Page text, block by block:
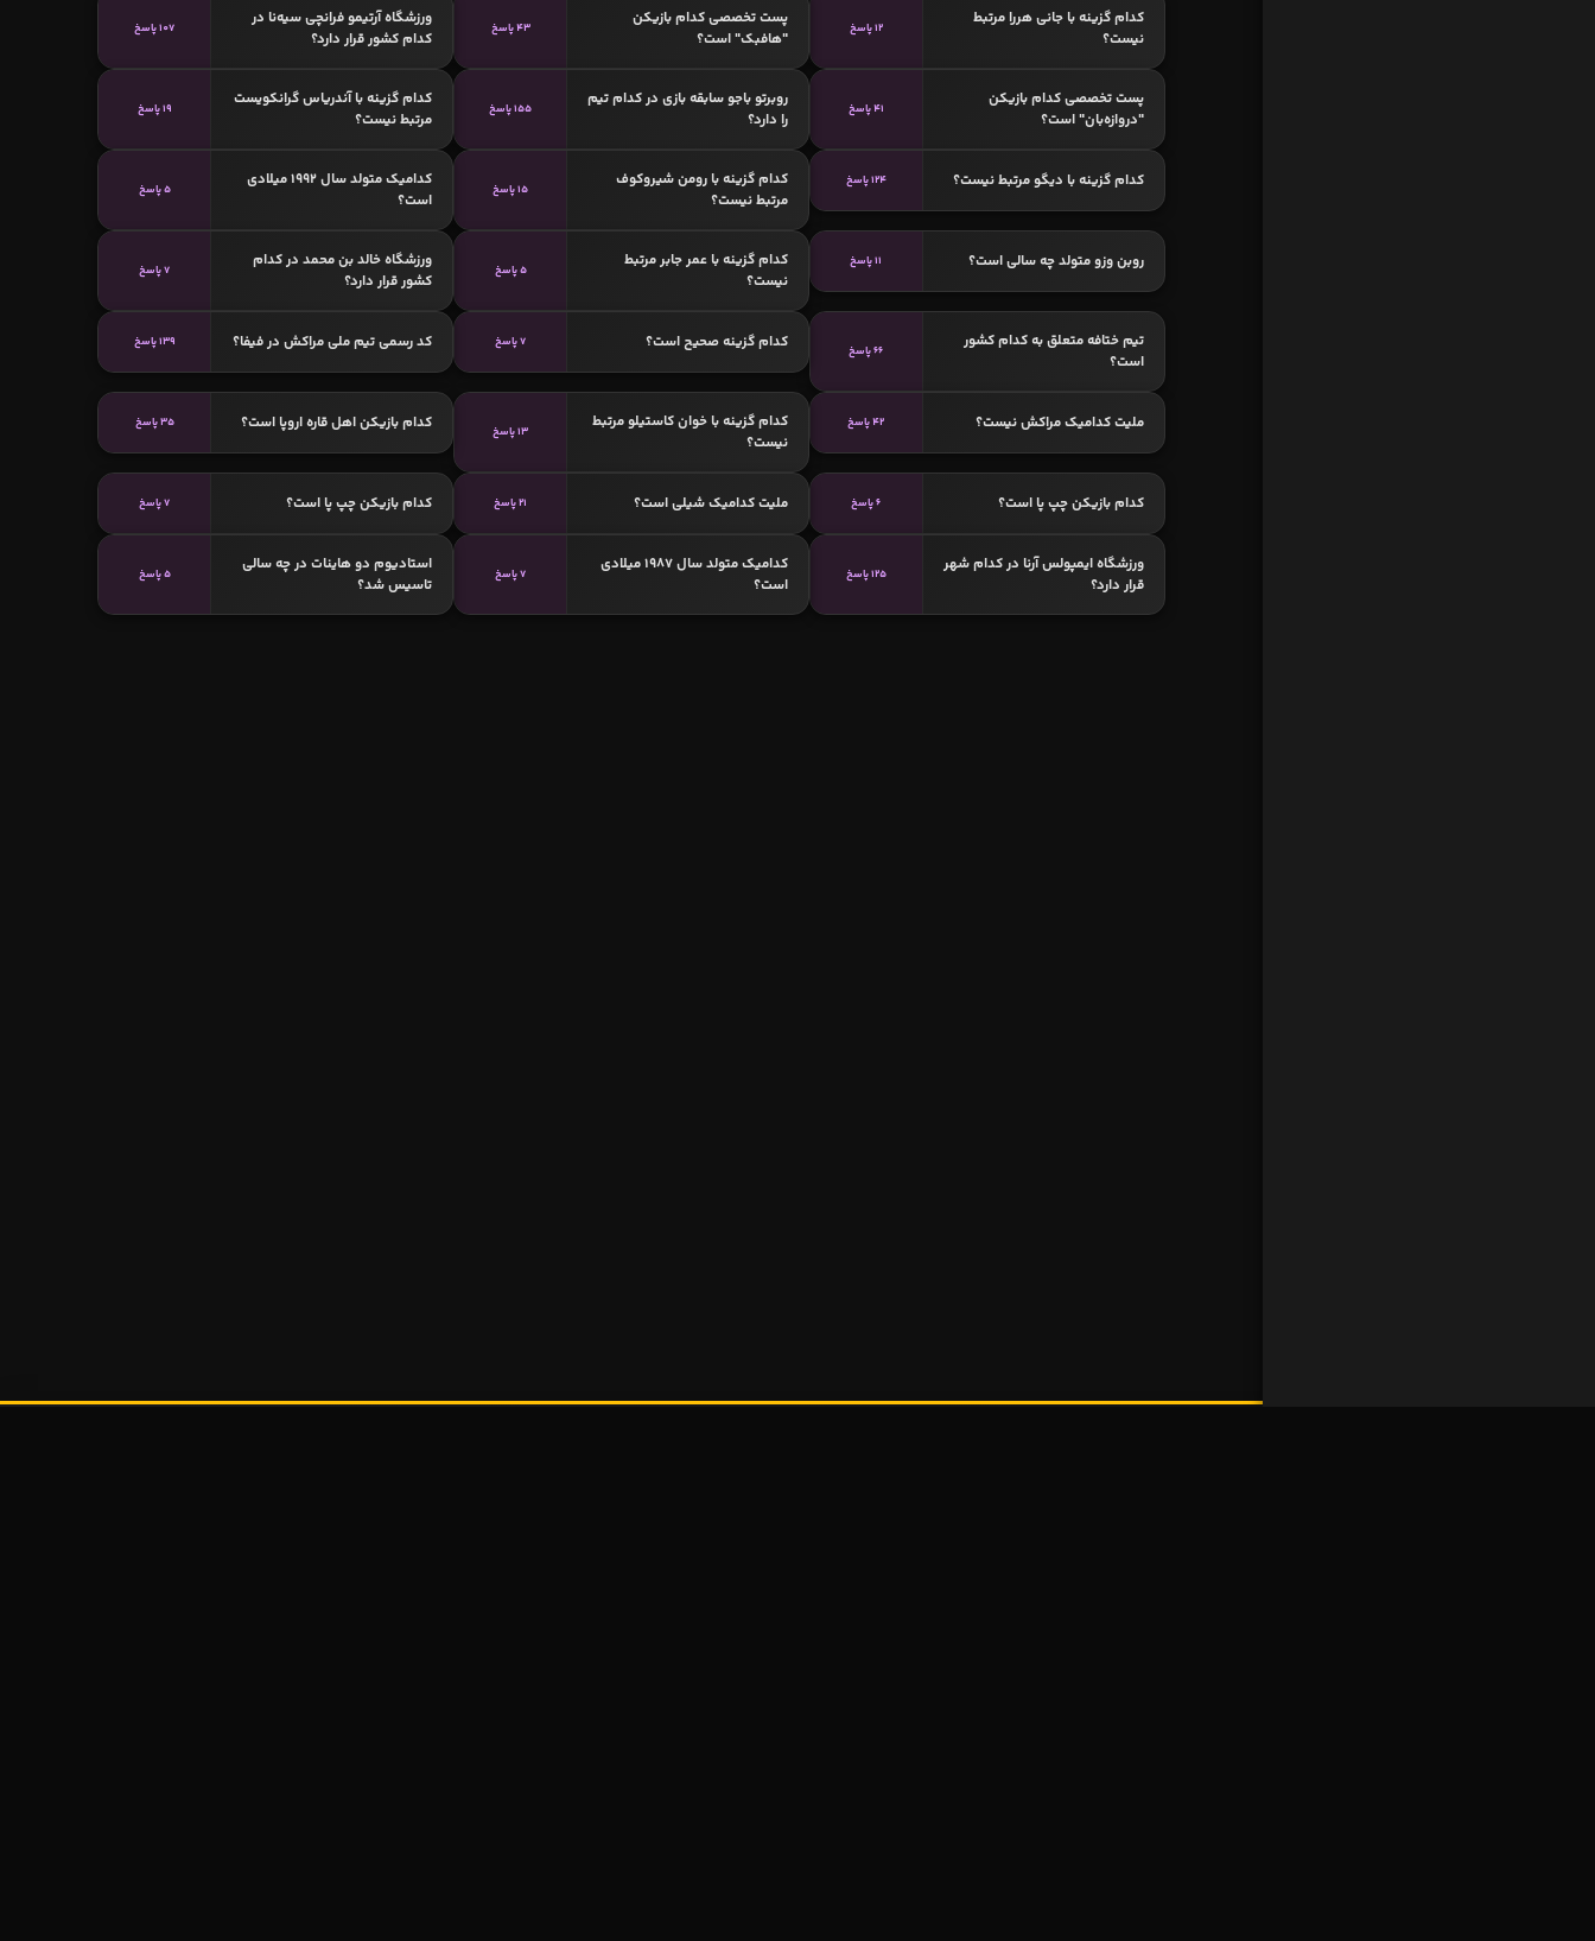
کدام گزینه با جانی هررا مرتبط
نیست؟
12 پاسخ
پست تخصصی کدام بازیکن
"هافبک" است؟
43 پاسخ
ورزشگاه آرتیمو فرانچی سیه‌نا در
کدام کشور قرار دارد؟
107 پاسخ
پست تخصصی کدام بازیکن
"دروازه‌بان" است؟
41 پاسخ
روبرتو باجو سابقه بازی در کدام تیم
را دارد؟
155 پاسخ
کدام گزینه با آندریاس گرانکویست
مرتبط نیست؟
19 پاسخ
کدام گزینه با دیگو مرتبط نیست؟ 124 پاسخ
کدام گزینه با رومن شیروکوف
مرتبط نیست؟
15 پاسخ
کدامیک متولد سال 1992 میلادی
است؟
5 پاسخ
روبن وزو متولد چه سالی است؟ 11 پاسخ
کدام گزینه با عمر جابر مرتبط
نیست؟
5 پاسخ
ورزشگاه خالد بن محمد در کدام
کشور قرار دارد؟
7 پاسخ
تیم ختافه متعلق به کدام کشور
است؟
66 پاسخ کدام گزینه صحیح است؟ 7 پاسخ کد رسمی تیم ملی مراکش در فیفا؟ 139 پاسخ
ملیت کدامیک مراکش نیست؟ 42 پاسخ
کدام گزینه با خوان کاستیلو مرتبط
نیست؟
13 پاسخ کدام بازیکن اهل قاره اروپا است؟ 35 پاسخ
کدام بازیکن چپ پا است؟ 6 پاسخ ملیت کدامیک شیلی است؟ 21 پاسخ کدام بازیکن چپ پا است؟ 7 پاسخ
ورزشگاه ایمپولس آرنا در کدام شهر
قرار دارد؟
125 پاسخ
کدامیک متولد سال 1987 میلادی
است؟
7 پاسخ
استادیوم دو هاینات در چه سالی
تاسیس شد؟
5 پاسخ